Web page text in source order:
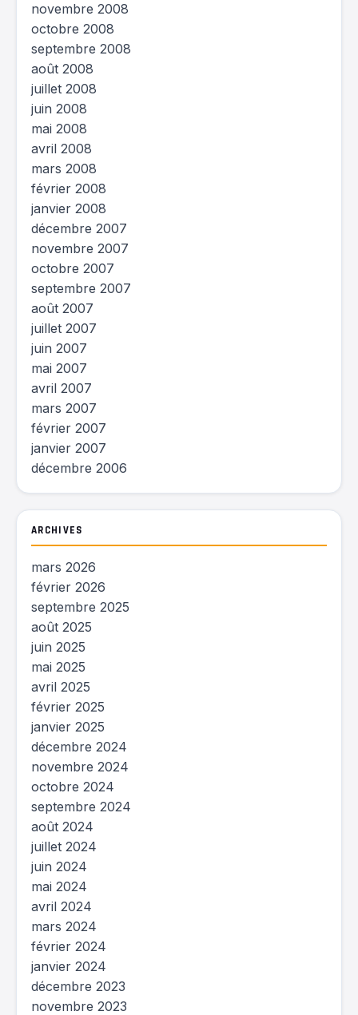
novembre 2008
octobre 2008
septembre 2008
août 2008
juillet 2008
juin 2008
mai 2008
avril 2008
mars 2008
février 2008
janvier 2008
décembre 2007
novembre 2007
octobre 2007
septembre 2007
août 2007
juillet 2007
juin 2007
mai 2007
avril 2007
mars 2007
février 2007
janvier 2007
décembre 2006
ARCHIVES
mars 2026
février 2026
septembre 2025
août 2025
juin 2025
mai 2025
avril 2025
février 2025
janvier 2025
décembre 2024
novembre 2024
octobre 2024
septembre 2024
août 2024
juillet 2024
juin 2024
mai 2024
avril 2024
mars 2024
février 2024
janvier 2024
décembre 2023
novembre 2023